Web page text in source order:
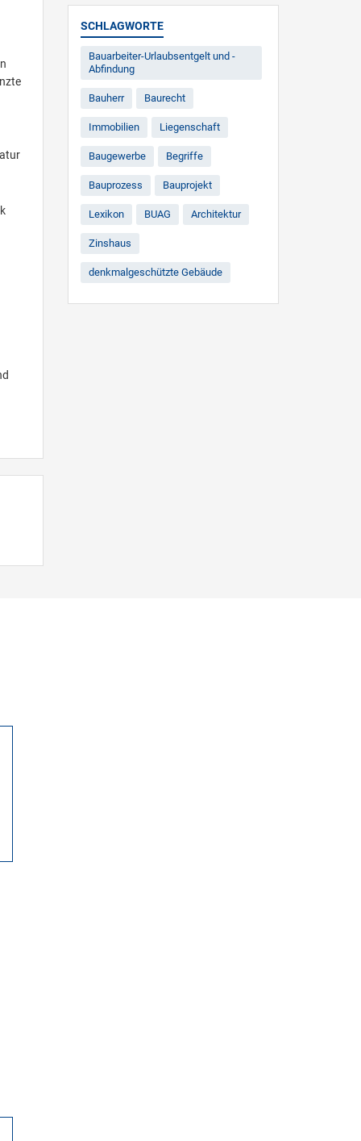
SCHLAGWORTE
Bauarbeiter-Urlaubsentgelt und -
Abfindung
Bauherr Baurecht
Immobilien Liegenschaft
Baugewerbe Begriffe
Bauprozess Bauprojekt
Lexikon BUAG Architektur
Zinshaus
denkmalgeschützte Gebäude